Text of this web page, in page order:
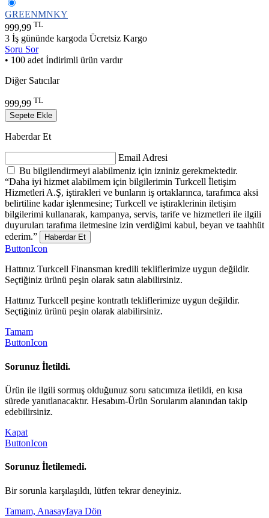
GREENMNKY
999,99 TL
3 İş gününde kargoda Ücretsiz Kargo
Soru Sor
• 100 adet İndirimli ürün vardır
Diğer Satıcılar
999,99 TL
Sepete Ekle
Haberdar Et
Email Adresi
Bu bilgilendirmeyi alabilmeniz için izniniz gerekmektedir.
“Daha iyi hizmet alabilmem için bilgilerimin Turkcell İletişim
Hizmetleri A.Ş, iştirakleri ve bunların iş ortaklarınca, tarafımca aksi
belirtiline kadar işlenmesine; Turkcell ve iştiraklerinin iletişim
bilgilerimi kullanarak, kampanya, servis, tarife ve hizmetleri ile ilgili
duyuruları tarafıma iletmesine izin verdiğimi kabul, beyan ve taahhüt
ederim.”
Haberdar Et
ButtonIcon
Hattınız Turkcell Finansman kredili tekliflerimize uygun değildir.
Seçtiğiniz ürünü peşin olarak satın alabilirsiniz.
Hattınız Turkcell peşine kontratlı tekliflerimize uygun değildir.
Seçtiğiniz ürünü peşin olarak alabilirsiniz.
Tamam
ButtonIcon
Sorunuz İletildi.
Ürün ile ilgili sormuş olduğunuz soru satıcımıza iletildi, en kısa
sürede yanıtlanacaktır. Hesabım-Ürün Sorularım alanından takip
edebilirsiniz.
Kapat
ButtonIcon
Sorunuz İletilemedi.
Bir sorunla karşılaşıldı, lütfen tekrar deneyiniz.
Tamam, Anasayfaya Dön